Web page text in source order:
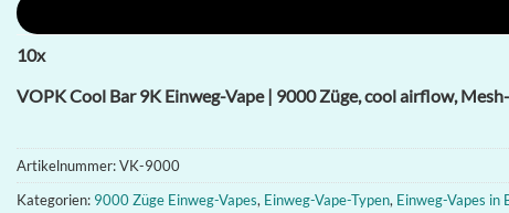
10x
VOPK Cool Bar 9K Einweg-Vape | 9000 Züge, cool airflow,
Artikelnummer:VK-9000
Kategorien: 9000 Züge Einweg-Vapes, Einweg-Vape-Typen, Einweg-Vapes in